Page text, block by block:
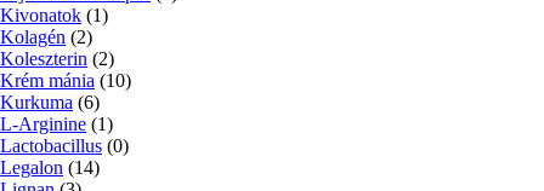
Kivonatok (1)
Kolagén (2)
Koleszterin (2)
Krém mánia (10)
Kurkuma (6)
L-Arginine (1)
Lactobacillus (0)
Legalon (14)